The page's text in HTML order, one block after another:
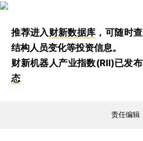
推荐进入财新数据库 ，可随时
结构人员变化等投资信息。
财新机器人产业指数(RII)已发布
态
责任编辑